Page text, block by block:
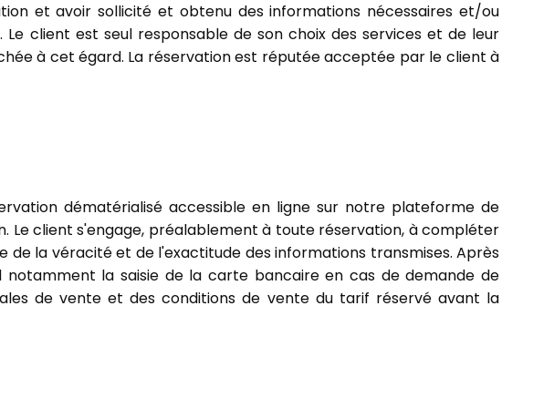
et avoir sollicité et obtenu des informations nécessaires et/ou
client est seul responsable de son choix des services et de leur
à cet égard. La réservation est réputée acceptée par le client à
dématérialisé accessible en ligne sur notre plateforme de
Le client s'engage, préalablement à toute réservation, à compléter
la véracité et de l'exactitude des informations transmises. Après
la saisie de la carte bancaire en cas de demande de
de vente et des conditions de vente du tarif réservé avant la